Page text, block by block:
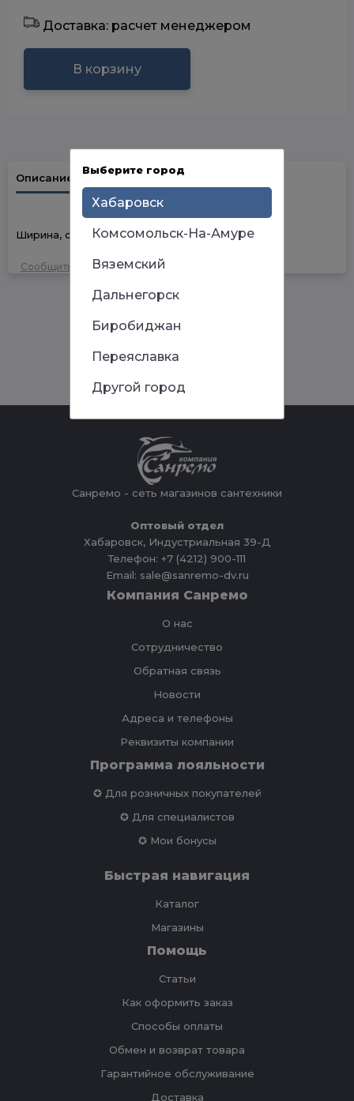
Доставка: расчет менеджером
В корзину
Описание Наличие в магазинах
Ширина, см: 4 Высота, см: 4 Глубина, см: 6
Сообщить об ошибке
Санремо - сеть магазинов сантехники
Оптовый отдел
Хабаровск, Индустриальная 39-Д
Телефон: +7 (4212) 900-111
Email: sale@sanremo-dv.ru
Компания Санремо
О нас
Сотрудничество
Обратная связь
Новости
Адреса и телефоны
Реквизиты компании
Программа лояльности
✪ Для розничных покупателей
✪ Для специалистов
✪ Мои бонусы
Быстрая навигация
Каталог
Магазины
Помощь
Статьи
Как оформить заказ
Способы оплаты
Обмен и возврат товара
Гарантийное обслуживание
Доставка
Выберите город
Хабаровск
Комсомольск-На-Амуре
Вяземский
Дальнегорск
Биробиджан
Переяславка
Другой город